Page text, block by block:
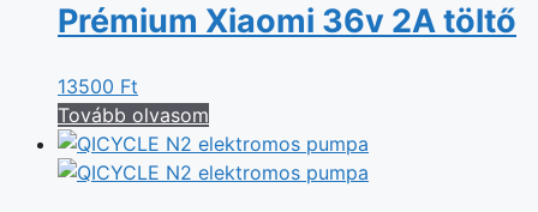
Prémium Xiaomi 36v 2A töltő
13500 Ft
Tovább olvasom